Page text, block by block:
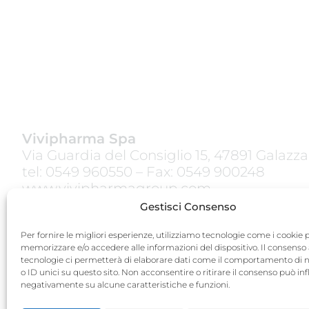
Gestisci Consenso
Per fornire le migliori esperienze, utilizziamo tecnologie come i cookie
memorizzare e/o accedere alle informazioni del dispositivo. Il consenso
tecnologie ci permetterà di elaborare dati come il comportamento di
o ID unici su questo sito. Non acconsentire o ritirare il consenso può
negativamente su alcune caratteristiche e funzioni.
Vivipharma Spa
Via Guardia del Consiglio 15, 47891
tel: 0549 960550 – Fax: 0549 900248
www.vivipharmagroup.com
Termini e Condizioni
Privacy Policy
Cookie Policy
Quality Policy